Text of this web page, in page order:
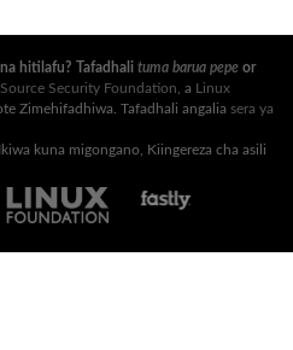
hitilafu? Tafadhali tuma barua pepe or
Security Foundation , a Linux
Zimehifadhiwa. Tafadhali angalia sera ya
kuna migongano, Kiingereza cha asili